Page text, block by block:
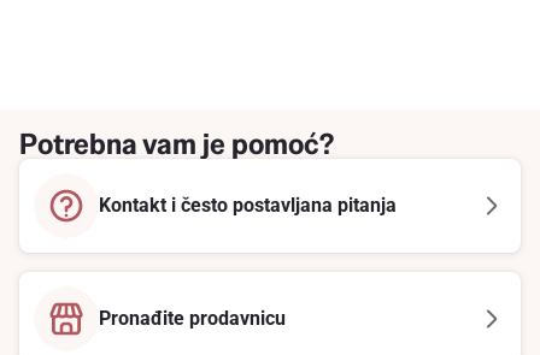
Potrebna vam je pomoć?
Kontakt i često postavljana pitanja
Pronađite prodavnicu